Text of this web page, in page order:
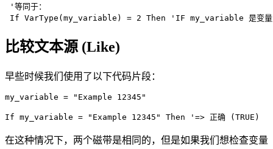
'等同于：
比较文本源 (Like)
早些时候我们使用了以下代码片段：
my_variable = "Example 12345"
在这种情况下，两个磁带是相同的，但是如果我们想检查变量